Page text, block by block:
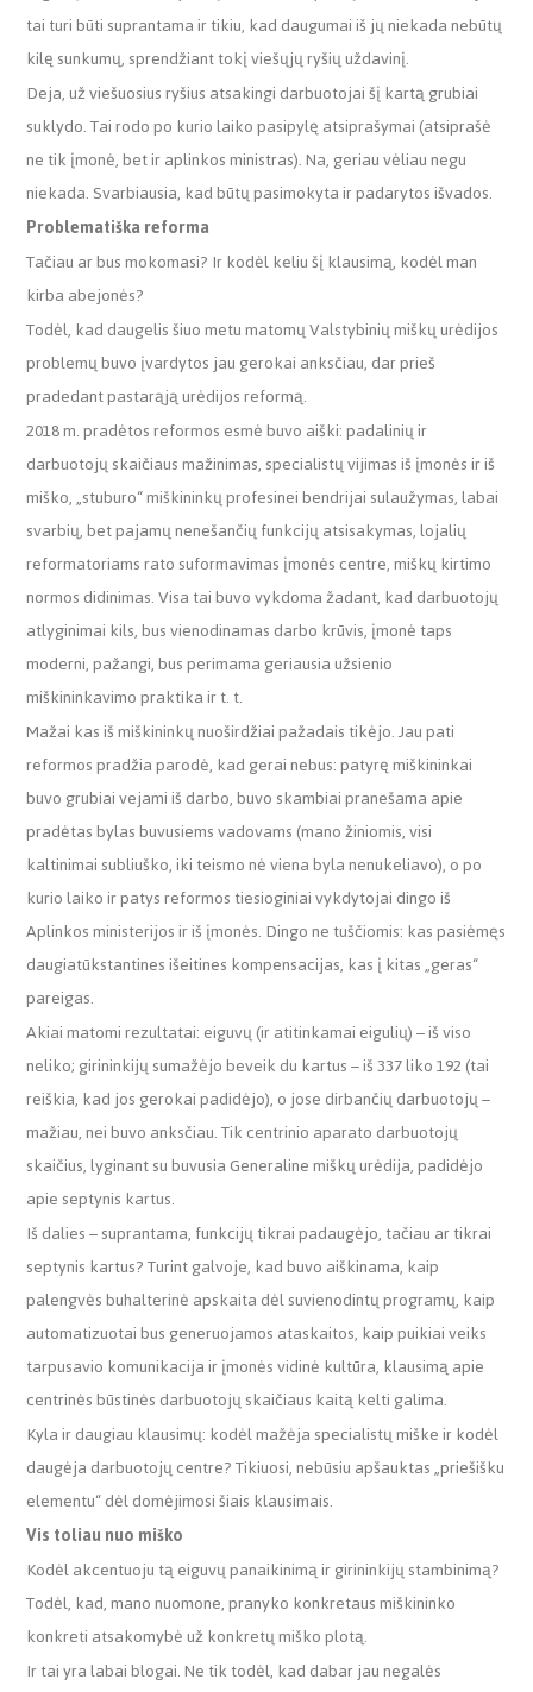
tai turi būti suprantama ir tikiu, kad daugumai iš jų niekada nebūtų
kilę sunkumų, sprendžiant tokį viešųjų ryšių uždavinį.
Deja, už viešuosius ryšius atsakingi darbuotojai šį kartą grubiai
suklydo. Tai rodo po kurio laiko pasipylę atsiprašymai (atsiprašė
ne tik įmonė, bet ir aplinkos ministras). Na, geriau vėliau negu
niekada. Svarbiausia, kad būtų pasimokyta ir padarytos išvados.
Problematiška reforma
Tačiau ar bus mokomasi? Ir kodėl keliu šį klausimą, kodėl man
kirba abejonės?
Todėl, kad daugelis šiuo metu matomų Valstybinių miškų urėdijos
problemų buvo įvardytos jau gerokai anksčiau, dar prieš
pradedant pastarąją urėdijos reformą.
2018 m. pradėtos reformos esmė buvo aiški: padalinių ir
darbuotojų skaičiaus mažinimas, specialistų vijimas iš įmonės ir iš
miško, „stuburo“ miškininkų profesinei bendrijai sulaužymas, labai
svarbių, bet pajamų nenešančių funkcijų atsisakymas, lojalių
reformatoriams rato suformavimas įmonės centre, miškų kirtimo
normos didinimas. Visa tai buvo vykdoma žadant, kad darbuotojų
atlyginimai kils, bus vienodinamas darbo krūvis, įmonė taps
moderni, pažangi, bus perimama geriausia užsienio
miškininkavimo praktika ir t. t.
Mažai kas iš miškininkų nuoširdžiai pažadais tikėjo. Jau pati
reformos pradžia parodė, kad gerai nebus: patyrę miškininkai
buvo grubiai vejami iš darbo, buvo skambiai pranešama apie
pradėtas bylas buvusiems vadovams (mano žiniomis, visi
kaltinimai subliuško, iki teismo nė viena byla nenukeliavo), o po
kurio laiko ir patys reformos tiesioginiai vykdytojai dingo iš
Aplinkos ministerijos ir iš įmonės. Dingo ne tuščiomis: kas pasiėmęs
daugiatūkstantines išeitines kompensacijas, kas į kitas „geras“
pareigas.
Akiai matomi rezultatai: eiguvų (ir atitinkamai eigulių) – iš viso
neliko; girininkijų sumažėjo beveik du kartus – iš 337 liko 192 (tai
reiškia, kad jos gerokai padidėjo), o jose dirbančių darbuotojų –
mažiau, nei buvo anksčiau. Tik centrinio aparato darbuotojų
skaičius, lyginant su buvusia Generaline miškų urėdija, padidėjo
apie septynis kartus.
Iš dalies – suprantama, funkcijų tikrai padaugėjo, tačiau ar tikrai
septynis kartus? Turint galvoje, kad buvo aiškinama, kaip
palengvės buhalterinė apskaita dėl suvienodintų programų, kaip
automatizuotai bus generuojamos ataskaitos, kaip puikiai veiks
tarpusavio komunikacija ir įmonės vidinė kultūra, klausimą apie
centrinės būstinės darbuotojų skaičiaus kaitą kelti galima.
Kyla ir daugiau klausimų: kodėl mažėja specialistų miške ir kodėl
daugėja darbuotojų centre? Tikiuosi, nebūsiu apšauktas „priešišku
elementu“ dėl domėjimosi šiais klausimais.
Vis toliau nuo miško
Kodėl akcentuoju tą eiguvų panaikinimą ir girininkijų stambinimą?
Todėl, kad, mano nuomone, pranyko konkretaus miškininko
konkreti atsakomybė už konkretų miško plotą.
Ir tai yra labai blogai. Ne tik todėl, kad dabar jau negalės